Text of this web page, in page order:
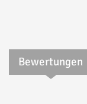
Bewertungen